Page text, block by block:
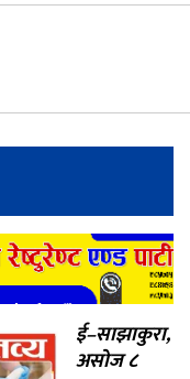
ई–साझाकुरा,
असोज ८